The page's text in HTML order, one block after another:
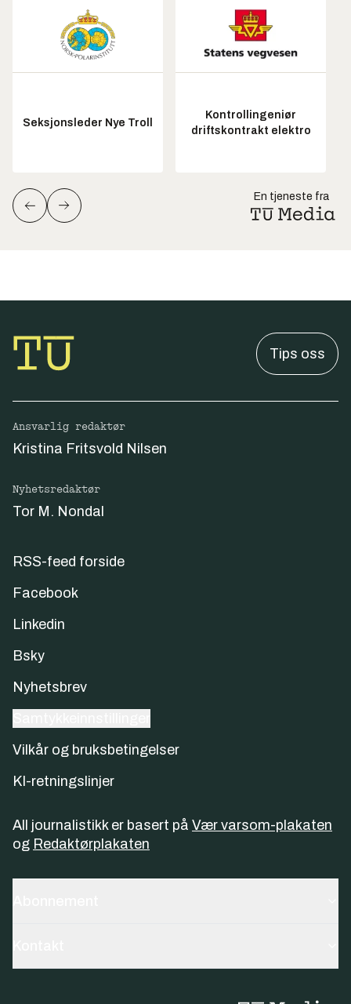
Seksjonsleder Nye Troll
Kontrollingeniør
driftskontrakt elektro
En tjeneste fra
Tips oss
Ansvarlig redaktør
Kristina Fritsvold Nilsen
Nyhetsredaktør
Tor M. Nondal
RSS-feed forside
Facebook
Linkedin
Bsky
Nyhetsbrev
Vilkår og bruksbetingelser
KI-retningslinjer
All journalistikk er basert på Vær varsom-plakaten
og Redaktørplakaten